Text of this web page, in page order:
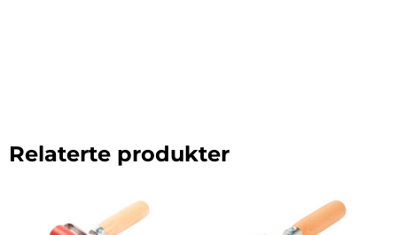
Relaterte produkter